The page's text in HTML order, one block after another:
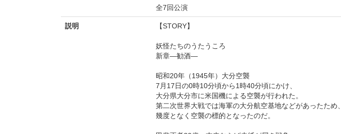
全7回公演
説明 【STORY】
妖怪たちのうたうころ
新章―勧酒―
昭和20年（1945年）大分空襲
7月17日の0時10分頃から1時40分頃にかけ、
大分県大分市に米国機による空襲が行われた。
第二次世界大戦では海軍の大分航空基地などがあったため、
幾度となく空襲の標的となったのだ。